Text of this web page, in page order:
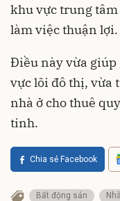
khu vực trung
làm việc thuận lợi.
Điều này vừa giúp
vực lõi đô thị, vừa
nhà ở cho thuê
tinh.
Chia sẻ Facebook
Bất động sản